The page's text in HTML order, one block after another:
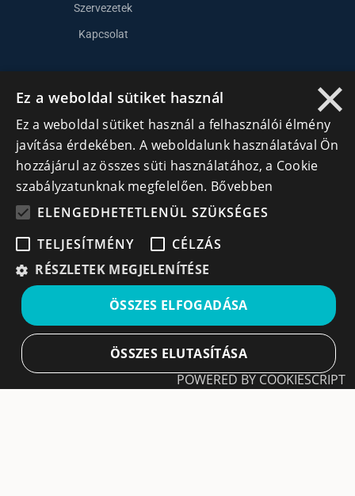
Szervezetek
Kapcsolat
Lépj kapcsolatba velünk
info@cegek.ro
+40 740 856 970
Iratkozz fel hírlevelünkre!
Ne hagyd ki a lehetőséget, hogy naprakész maradj a
legfontosabb üzleti információkkal! A feliratkozás
egyszerű és gyors illetve bármikor leiratkozhatsz, ha úgy
×
Ez a weboldal sütiket használ
Ez a weboldal sütiket használ a felhasználói élmény
javítása érdekében. A weboldalunk használatával Ön
hozzájárul az összes süti használatához, a Cookie
szabályzatunknak megfelelően. Bővebben
ELENGEDHETETLENÜL SZÜKSÉGES
TELJESÍTMÉNY
CÉLZÁS
RÉSZLETEK MEGJELENÍTÉSE
ÖSSZES ELFOGADÁSA
ÖSSZES ELUTASÍTÁSA
POWERED BY COOKIESCRIPT